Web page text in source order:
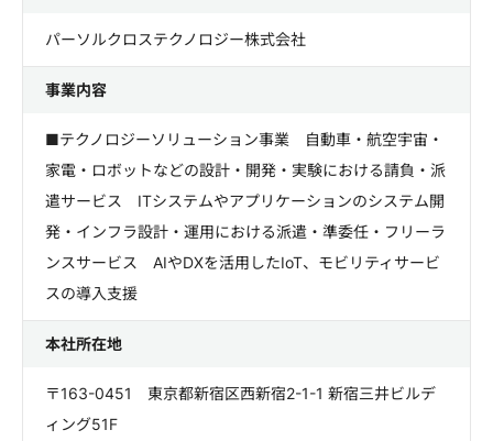
パーソルクロステクノロジー株式会社
事業内容
■テクノロジーソリューション事業 自動車・航空宇宙・
家電・ロボットなどの設計・開発・実験における請負・派
遣サービス ITシステムやアプリケーションのシステム開
発・インフラ設計・運用における派遣・準委任・フリーラ
ンスサービス AIやDXを活用したIoT、モビリティサービ
スの導入支援
本社所在地
〒163-0451 東京都新宿区西新宿2-1-1 新宿三井ビルデ
ィング51F